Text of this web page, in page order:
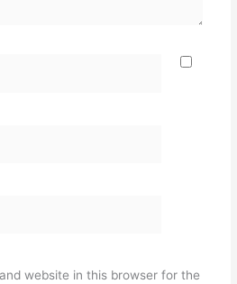
website in this browser for the